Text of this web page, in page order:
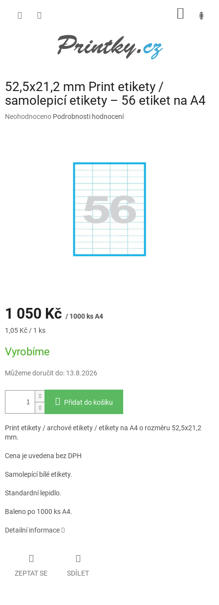
52,5x21,2 mm Print etikety /
samolepicí etikety – 56 etiket na A4
Průměrné
Neohodnoceno Podrobnosti hodnocení
1 050 Kč / 1000 ks A4
Měrná
1,05 Kč / 1 ks
Vyrobíme
Můžeme doručit do: 13.8.2026
Přidat do košíku
Print etikety / archové etikety / etikety na A4 o rozměru 52,5x21,2
mm.
Cena je uvedena bez DPH
Samolepící bílé etikety.
Standardní lepidlo.
Baleno po 1000 ks A4.
Detailní informace
ZEPTAT SE SDÍLET